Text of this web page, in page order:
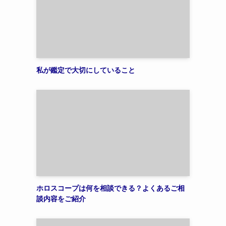
私が鑑定で大切にしていること
ホロスコープは何を相談できる？よくあるご相
談内容をご紹介